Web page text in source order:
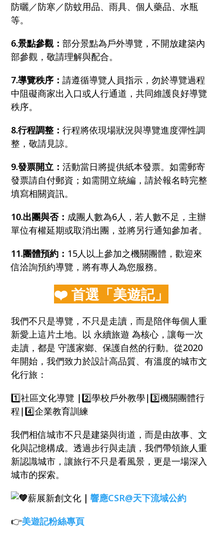
防曬／防寒／防蚊用品、雨具、個人藥品、水瓶
等。
6.景點參觀：部分景點為戶外導覽，不開放建築內
部參觀，敬請理解與配合。
7.導覽秩序：請遵循導覽人員指示，勿於導覽過程
中阻礙商家出入口或人行通道，共同維護良好導覽
秩序。
8.行程調整：行程將依現場狀況與導覽進度彈性調
整，敬請見諒。
9.發票開立：活動當日將提供紙本發票。如需郵寄
發票請自付郵資；如需開立統編，請於報名時完整
填寫相關資訊。
10.出團與否： 成團人數為6人，若人數不足，主辦
單位有權延期或取消出團，並將另行通知參加者。
11.團體預約： 15人以上參加之機關團體，歡迎來
信洽詢預約導覽，將有專人為您服務。
❤️ 首選「美遊記」
我們不只是導覽，不只是走讀，而是陪伴每個人重
新愛上這片土地。以 永續旅遊 為核心，讓每一次
走讀，都是 守護家鄉、保護自然的行動。從2020
年開始，我們致力於設計高品質、有溫度的城市文
化行旅：
1️⃣社區文化導覽 |2️⃣學校戶外教學|3️⃣機關團體行
程|4️⃣企業教育訓練
我們相信城市不只是建築與街道，而是由故事、文
化與記憶構成。透過步行與走讀，我們帶領旅人重
新認識城市，讓旅行不只是看風景，更是一場深入
城市的探索。
薪展新創文化 ｜響應CSR@天下流域公約
👉美遊記粉絲專頁